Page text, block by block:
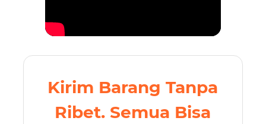
Kirim Barang Tanpa
Ribet. Semua Bisa